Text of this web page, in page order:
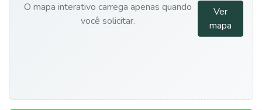
O mapa interativo carrega apenas quando
você solicitar.
Ver
mapa